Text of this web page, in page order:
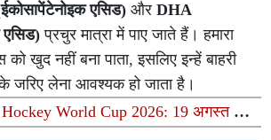
एसिड) औरDHA
एसिड) प्रचुर मात्रा में पाए जाते हैं। हमारा
खुद नहीं बना पाता, इसलिए इन्हें बाहरी
जरिए लेना आवश्यक हो जाता है।
World Cup 2026: 19 अगस्त को
का महामुकाबला, वर्ल्ड कप के लिए पाक टीम